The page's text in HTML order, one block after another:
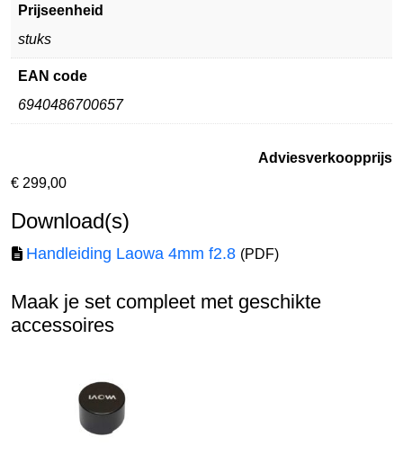
Prijseenheid
stuks
EAN code
6940486700657
Adviesverkoopprijs
€ 299,00
Download(s)
Handleiding Laowa 4mm f2.8 (PDF)
Maak je set compleet met geschikte
accessoires